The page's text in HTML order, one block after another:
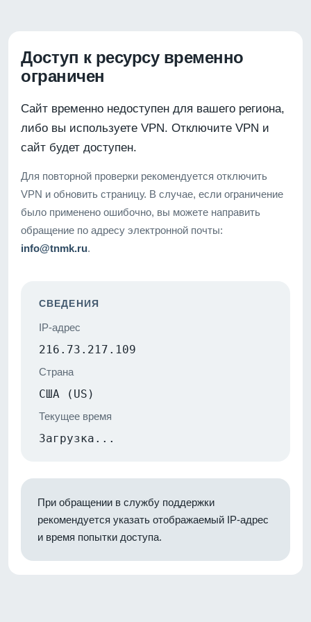
Доступ к ресурсу временно
ограничен
Сайт временно недоступен для вашего региона,
либо вы используете VPN. Отключите VPN и
сайт будет доступен.
Для повторной проверки рекомендуется отключить
VPN и обновить страницу. В случае, если ограничение
было применено ошибочно, вы можете направить
обращение по адресу электронной почты:
info@tnmk.ru.
СВЕДЕНИЯ
IP-адрес
216.73.217.109
Страна
США (US)
Текущее время
Загрузка...
При обращении в службу поддержки
рекомендуется указать отображаемый IP-адрес
и время попытки доступа.